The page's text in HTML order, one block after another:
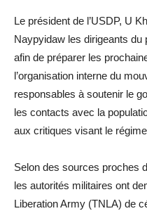
Le président de l’USDP, U
Naypyidaw les dirigeants du
afin de préparer les
l’organisation interne du
responsables à soutenir le
les contacts avec la
aux critiques visant le
Selon des sources proches
les autorités militaires ont
Liberation Army (TNLA) de